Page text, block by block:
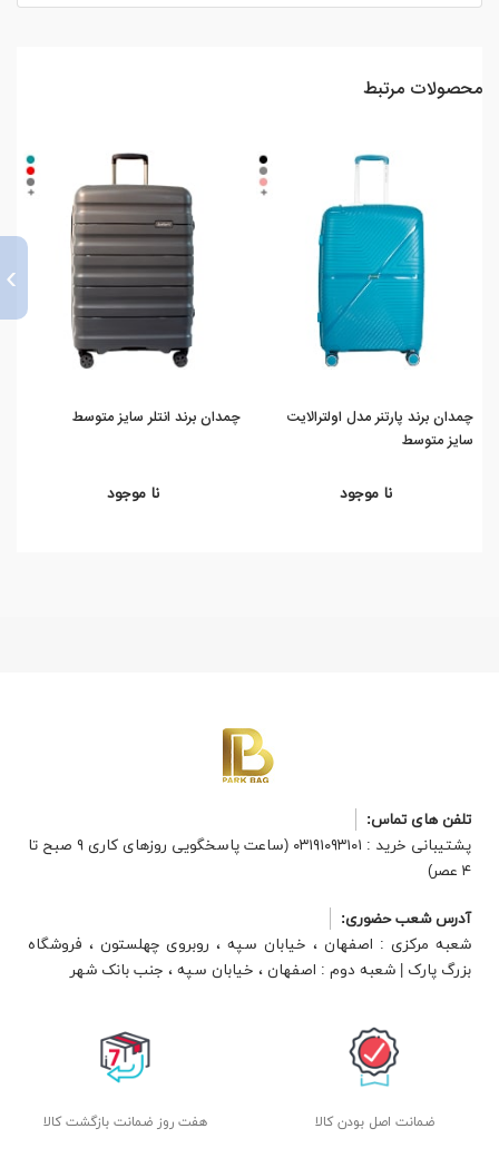
محصولات مرتبط
چمدان برند پارتنر مدل اولترالایت
سایز متوسط
نا موجود
چمدان برند انتلر سایز متوسط
نا موجود
›
تلفن های تماس:
پشتیبانی خرید : ۰۳۱۹۱۰۹۳۱۰۱ (ساعت پاسخگویی روزهای کاری ۹ صبح تا
۴ عصر)
آدرس شعب حضوری:
شعبه مرکزی : اصفهان ، خیابان سپه ، روبروی چهلستون ، فروشگاه
بزرگ پارک | شعبه دوم : اصفهان ، خیابان سپه ، جنب بانک شهر
ضمانت اصل بودن کالا هفت روز ضمانت بازگشت کالا